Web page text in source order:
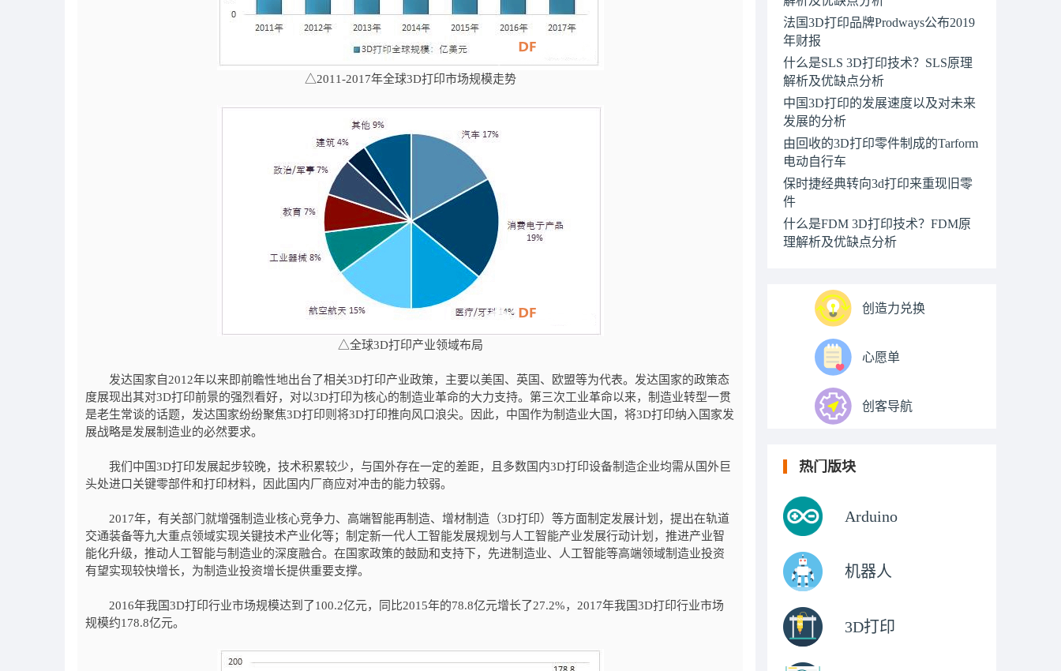
△2011-2017年全球3D打印市场规模走势
△全球3D打印产业领域布局
发达国家自2012年以来即前瞻性地出台了相关3D打印产业政策，主要以美国、英国、欧盟等为代表。发达国家的政策态
度展现出其对3D打印前景的强烈看好，对以3D打印为核心的制造业革命的大力支持。第三次工业革命以来，制造业转型一贯
是老生常谈的话题，发达国家纷纷聚焦3D打印则将3D打印推向风口浪尖。因此，中国作为制造业大国，将3D打印纳入国家发
展战略是发展制造业的必然要求。
我们中国3D打印发展起步较晚，技术积累较少，与国外存在一定的差距，且多数国内3D打印设备制造企业均需从国外巨
头处进口关键零部件和打印材料，因此国内厂商应对冲击的能力较弱。
2017年，有关部门就增强制造业核心竞争力、高端智能再制造、增材制造（3D打印）等方面制定发展计划，提出在轨道
交通装备等九大重点领域实现关键技术产业化等；制定新一代人工智能发展规划与人工智能产业发展行动计划，推进产业智
能化升级，推动人工智能与制造业的深度融合。在国家政策的鼓励和支持下，先进制造业、人工智能等高端领域制造业投资
有望实现较快增长，为制造业投资增长提供重要支撑。
2016年我国3D打印行业市场规模达到了100.2亿元，同比2015年的78.8亿元增长了27.2%，2017年我国3D打印行业市场
规模约178.8亿元。
法国3D打印品牌Prodways公布2019
年财报
什么是SLS 3D打印技术？SLS原理
解析及优缺点分析
中国3D打印的发展速度以及对未来
发展的分析
由回收的3D打印零件制成的Tarform
电动自行车
保时捷经典转向3d打印来重现旧零
件
什么是FDM 3D打印技术？FDM原
理解析及优缺点分析
创造力兑换
心愿单
创客导航
热门版块
Arduino
机器人
3D打印